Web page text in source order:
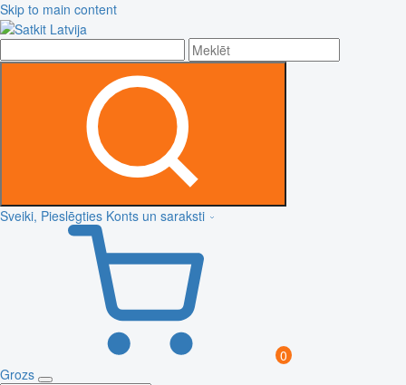
Skip to main content
Sveiki, Pieslēgties Konts un saraksti
0
Grozs